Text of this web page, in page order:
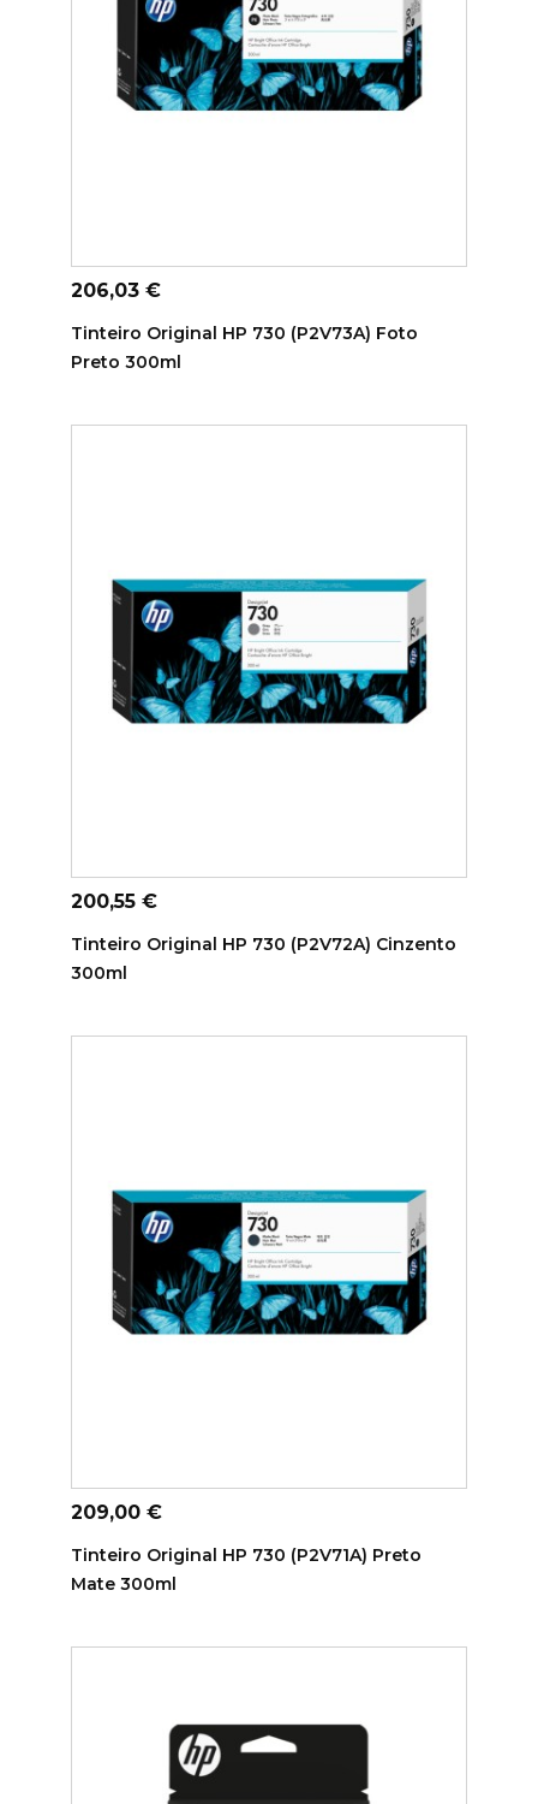
ADICIONAR AO CARRINHO
Preço
206,03 €
Tinteiro Original HP 730 (P2V73A) Foto
Preto 300ml
ADICIONAR AO CARRINHO
Preço
200,55 €
Tinteiro Original HP 730 (P2V72A) Cinzento
300ml
ADICIONAR AO CARRINHO
Preço
209,00 €
Tinteiro Original HP 730 (P2V71A) Preto
Mate 300ml